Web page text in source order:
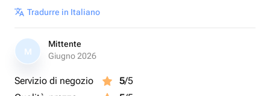
Tradurre in Italiano
M
Mittente
Giugno 2026
Servizio di negozio 5/5